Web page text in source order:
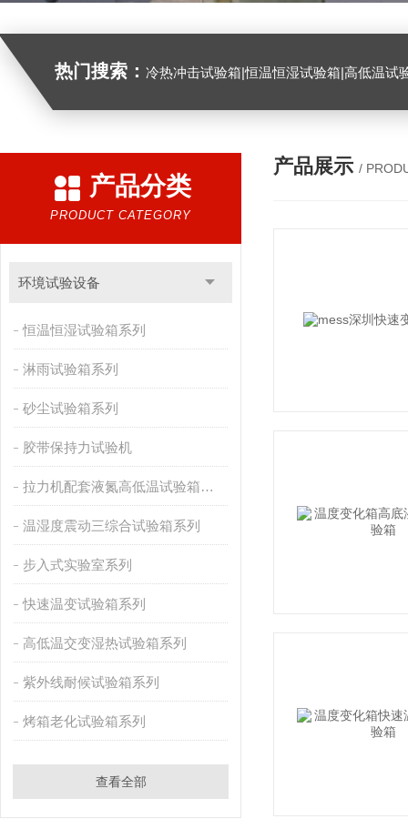
热门搜索： 冷热冲击试验箱|恒温恒湿试验箱|高低温试验箱|高低温交变试验箱|盐雾机|紫外线试验机|淋雨试验箱|臭氧试验箱|振动试
产品分类
PRODUCT CATEGORY
环境试验设备
恒温恒湿试验箱系列
淋雨试验箱系列
砂尘试验箱系列
胶带保持力试验机
拉力机配套液氮高低温试验箱系列
温湿度震动三综合试验箱系列
步入式实验室系列
快速温变试验箱系列
高低温交变湿热试验箱系列
紫外线耐候试验箱系列
烤箱老化试验箱系列
查看全部
产品展示 /